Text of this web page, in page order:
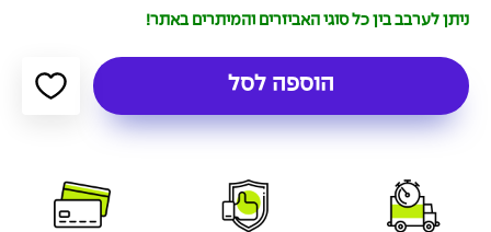
ניתן לערבב בין כל סוגי האביזרים והמיתרים באתר!
הוספה לסל